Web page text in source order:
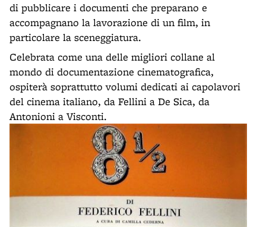
di pubblicare i documenti che preparano e
accompagnano la lavorazione di un film, in
particolare la sceneggiatura.
Celebrata come una delle migliori collane al
mondo di documentazione cinematografica,
ospiterà soprattutto volumi dedicati ai capolavori
del cinema italiano, da Fellini a De Sica, da
Antonioni a Visconti.